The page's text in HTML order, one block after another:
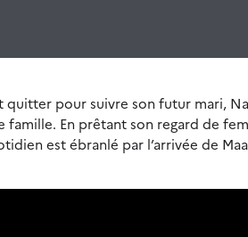
pour suivre son futur mari,
famille. En prêtant son regard de
est ébranlé par l’arrivée de